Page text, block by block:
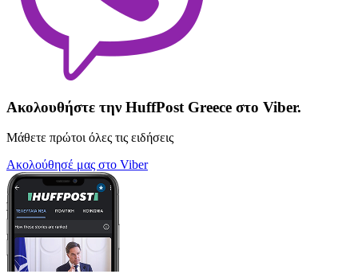
Ακολουθήστε την HuffPost Greece στο Viber.
Μάθετε πρώτοι όλες τις ειδήσεις
Ακολούθησέ μας στο Viber